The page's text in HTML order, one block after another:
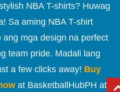
NBA T-shirts? Huwag
Sa aming NBA T-shirt
mga design na perfect
team pride. Madali lang
a few clicks away! Buy
at BasketballHubPH at